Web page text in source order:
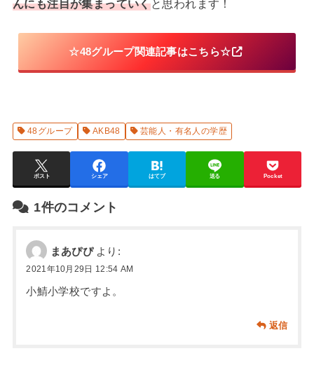
んにも注目が集まっていくと思われます！
☆48グループ関連記事はこちら☆
48グループ AKB48 芸能人・有名人の学歴
ポスト シェア はてブ 送る Pocket
1件のコメント
まあぴぴ より:
2021年10月29日 12:54 AM
小鯖小学校ですよ。
返信